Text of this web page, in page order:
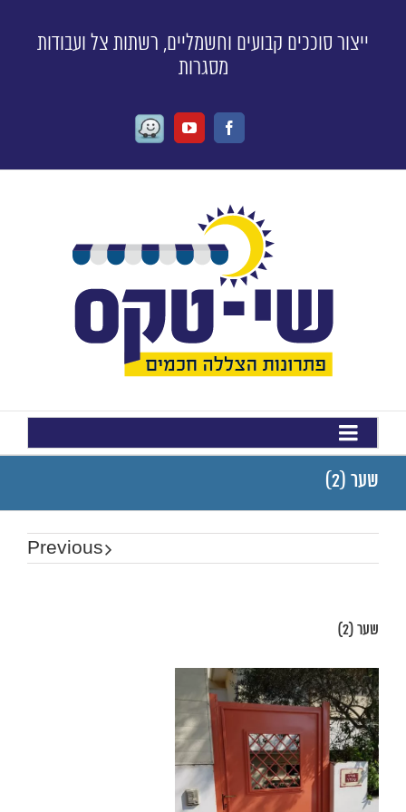
ייצור סוככים קבועים וחשמליים, רשתות צל ועבודות
מסגרות
Facebook
Youtube
Waze
שער (2)
Previous
שער (2)